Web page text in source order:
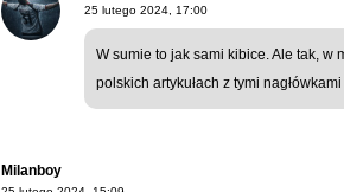
25 lutego 2024, 17:00
W sumie to jak sami kibice. Ale tak, w
polskich artykułach z tymi
Milanboy